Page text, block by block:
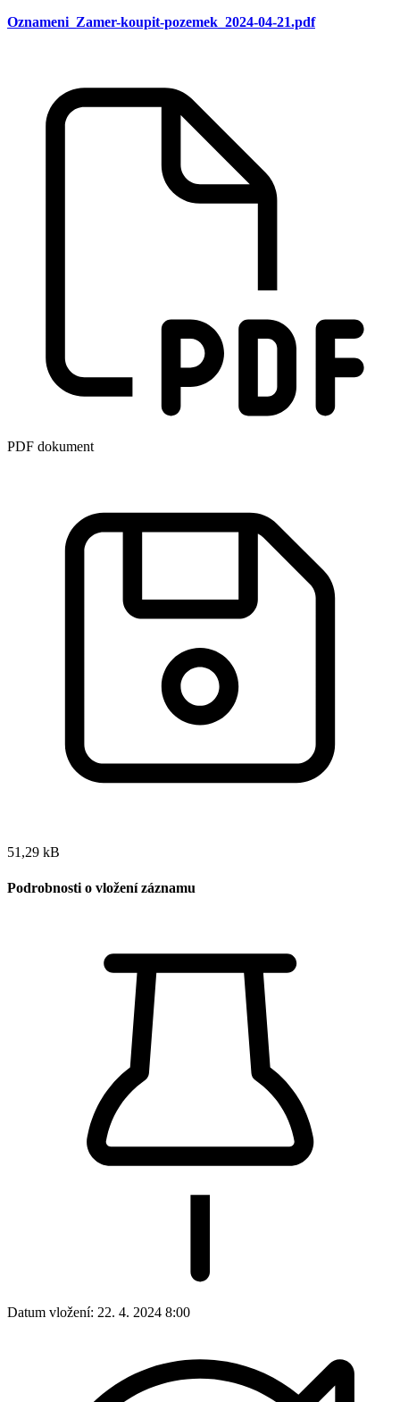
Oznameni_Zamer-koupit-pozemek_2024-04-21.pdf
PDF dokument
51,29 kB
Podrobnosti o vložení záznamu
Datum vložení: 22. 4. 2024 8:00